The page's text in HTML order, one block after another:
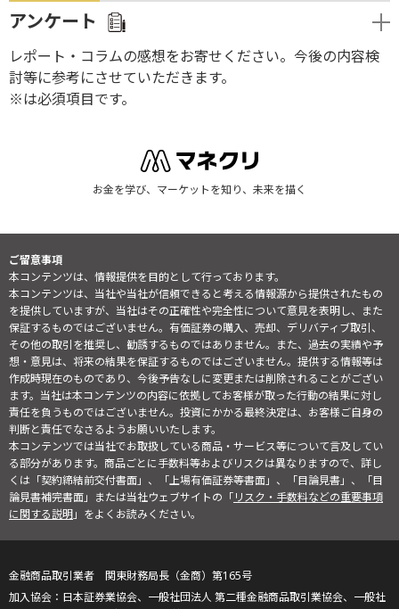
アンケート
レポート・コラムの感想をお寄せください。今後の内容検
討等に参考にさせていただきます。
※は必須項目です。
お金を学び、マーケットを知り、未来を描く
ご留意事項
本コンテンツは、情報提供を目的として行っております。
本コンテンツは、当社や当社が信頼できると考える情報源から提供されたもの
を提供していますが、当社はその正確性や完全性について意見を表明し、また
保証するものではございません。有価証券の購入、売却、デリバティブ取引、
その他の取引を推奨し、勧誘するものではありません。また、過去の実績や予
想・意見は、将来の結果を保証するものではございません。提供する情報等は
作成時現在のものであり、今後予告なしに変更または削除されることがござい
ます。当社は本コンテンツの内容に依拠してお客様が取った行動の結果に対し
責任を負うものではございません。投資にかかる最終決定は、お客様ご自身の
判断と責任でなさるようお願いいたします。
本コンテンツでは当社でお取扱している商品・サービス等について言及してい
る部分があります。商品ごとに手数料等およびリスクは異なりますので、詳し
くは「契約締結前交付書面」、「上場有価証券等書面」、「目論見書」、「目
論見書補完書面」または当社ウェブサイトの「リスク・手数料などの重要事項
に関する説明」をよくお読みください。
金融商品取引業者 関東財務局長（金商）第165号
日本証券業協会、一般社団法人 第二種金融商品取引業協会、一般社